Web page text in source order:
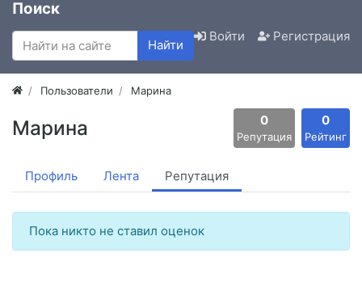
Поиск
Найти
Войти Регистрация
Пользователи Марина
Марина 0
Репутация
0
Рейтинг
Профиль Лента Репутация
Пока никто не ставил оценок